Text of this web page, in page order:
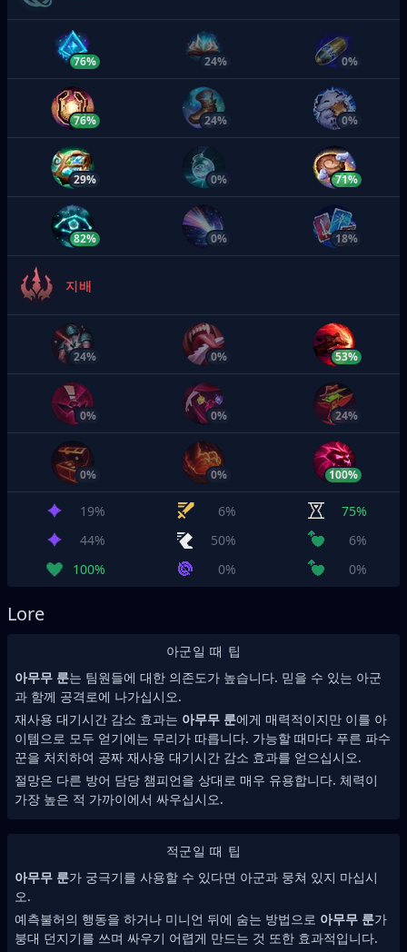
76% 24% 0%
76% 24% 0%
29% 0% 71%
82% 0% 18%
지배
24% 0% 53%
0% 0% 24%
0% 0% 100%
19% 6%
75%
44%
50%
6%
100%
0% 0%
Lore
아군일 때 팁
아무무 룬는 팀원들에 대한 의존도가 높습니다. 믿을 수 있는 아군
과 함께 공격로에 나가십시오.
재사용 대기시간 감소 효과는 아무무 룬에게 매력적이지만 이를 아
이템으로 모두 얻기에는 무리가 따릅니다. 가능할 때마다 푸른 파수
꾼을 처치하여 공짜 재사용 대기시간 감소 효과를 얻으십시오.
절망은 다른 방어 담당 챔피언을 상대로 매우 유용합니다. 체력이
가장 높은 적 가까이에서 싸우십시오.
적군일 때 팁
아무무 룬가 궁극기를 사용할 수 있다면 아군과 뭉쳐 있지 마십시
오.
예측불허의 행동을 하거나 미니언 뒤에 숨는 방법으로 아무무 룬가
붕대 던지기를 쓰며 싸우기 어렵게 만드는 것 또한 효과적입니다.